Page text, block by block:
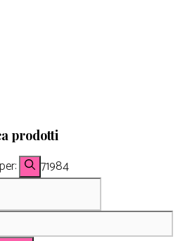
prodotti
71984